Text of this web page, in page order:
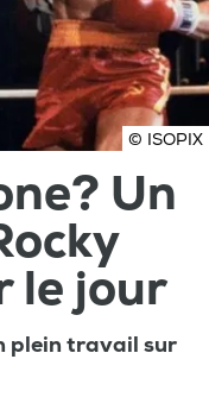
© ISOPIX
Un
le jour
plein travail sur